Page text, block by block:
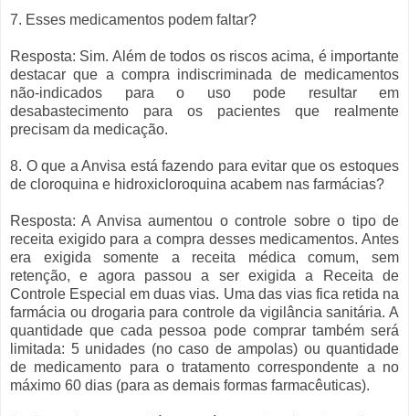
7. Esses medicamentos podem faltar?
Resposta: Sim. Além de todos os riscos acima, é importante
destacar que a compra indiscriminada de medicamentos
não-indicados para o uso pode resultar em
desabastecimento para os pacientes que realmente
precisam da medicação.
8. O que a Anvisa está fazendo para evitar que os estoques
de cloroquina e hidroxicloroquina acabem nas farmácias?
Resposta: A Anvisa aumentou o controle sobre o tipo de
receita exigido para a compra desses medicamentos. Antes
era exigida somente a receita médica comum, sem
retenção, e agora passou a ser exigida a Receita de
Controle Especial em duas vias. Uma das vias fica retida na
farmácia ou drogaria para controle da vigilância sanitária. A
quantidade que cada pessoa pode comprar também será
limitada: 5 unidades (no caso de ampolas) ou quantidade
de medicamento para o tratamento correspondente a no
máximo 60 dias (para as demais formas farmacêuticas).